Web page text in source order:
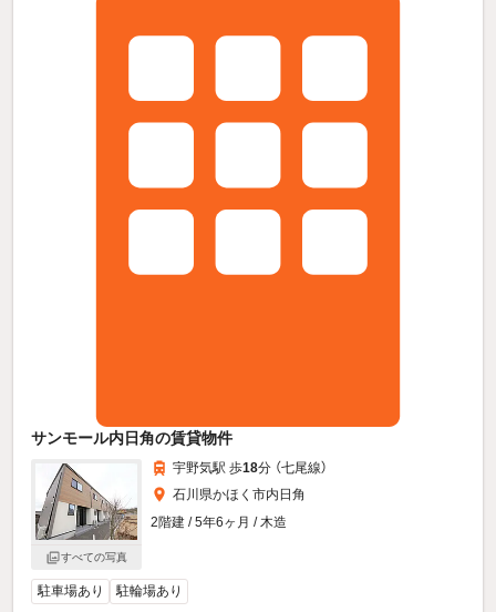
サンモール内日角の賃貸物件
すべての写真
宇野気駅 歩18分 （七尾線）
石川県かほく市内日角
2階建 / 5年6ヶ月 / 木造
駐車場あり 駐輪場あり